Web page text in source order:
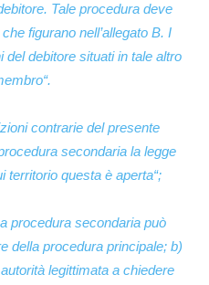
Tale procedura deve
figurano nell’allegato B. I
del debitore situati in tale altro
“.
contrarie del presente
secondaria la legge
territorio questa è aperta“;
procedura secondaria può
della procedura principale; b)
legittimata a chiedere